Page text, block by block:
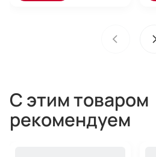
С этим товаром
рекомендуем